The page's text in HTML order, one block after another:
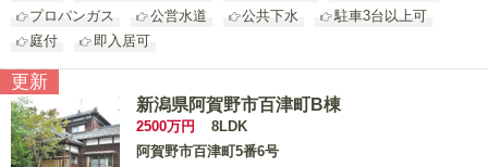
プロパンガス
公営水道 公共下水
駐車3台以上可
庭付
即入居可
更新
新潟県阿賀野市百津町B棟
2500万円
8LDK
阿賀野市百津町5番6号